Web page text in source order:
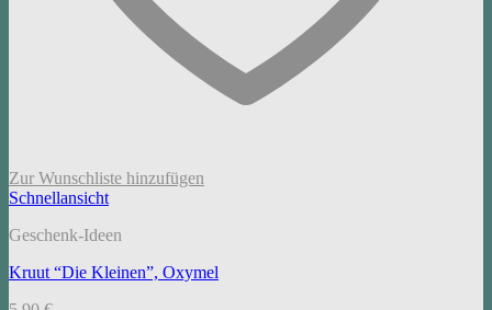
Zur Wunschliste hinzufügen
Schnellansicht
Geschenk-Ideen
Kruut “Die Kleinen”, Oxymel